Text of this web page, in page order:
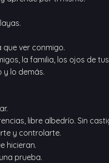
ver conmigo.
la familia, los ojos de
y lo demás.
libre albedrío. Sin
y controlarte.
hicieran.
prueba.